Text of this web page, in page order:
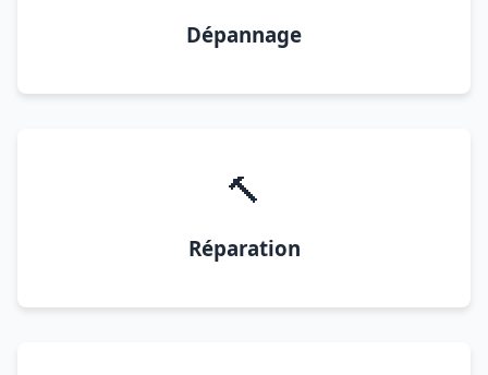
Dépannage
🔨
Réparation